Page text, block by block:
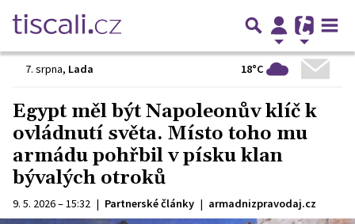
7. srpna, Lada 18°C
Egypt měl být Napoleonův klíč k
ovládnutí světa. Místo toho mu
armádu pohřbil v písku klan
bývalých otroků
9. 5. 2026 – 15:32 | Partnerské články | armadnizpravodaj.cz